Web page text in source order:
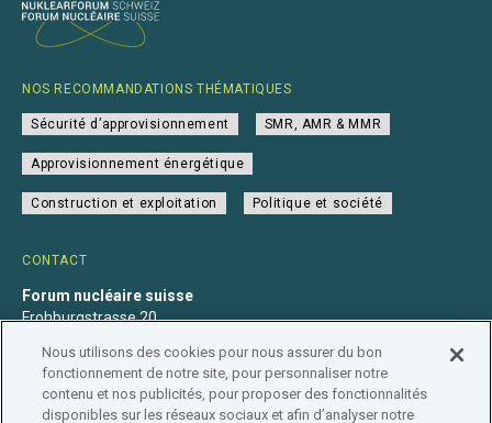
CONTACT
Forum nucléaire suisse
Frohburgstrasse 20
+41 31 560 36 50
info@nuklearforum.ch
NOS RECOMMANDATIONS THÉMATIQUES
Sécurité d’approvisionnement SMR, AMR & MMR
Approvisionnement énergétique
Construction et exploitation Politique et société
Nous utilisons des cookies pour nous assurer du bon
fonctionnement de notre site, pour personnaliser notre
contenu et nos publicités, pour proposer des fonctionnalités
disponibles sur les réseaux sociaux et afin d’analyser notre